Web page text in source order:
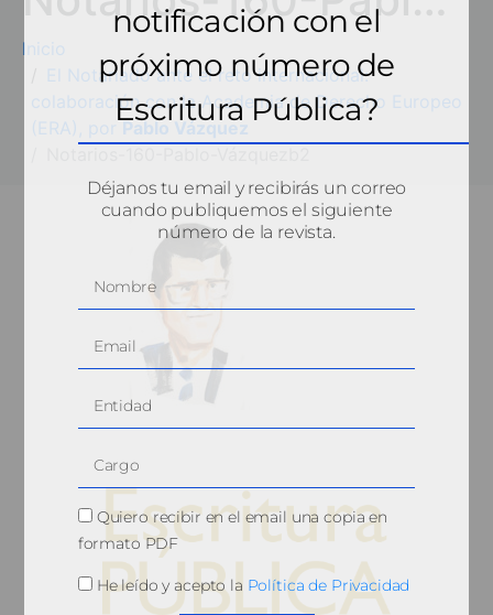
Inicio
El Notariado ante el reto internacional:
colaboración con la Academia de Derecho Europeo
(ERA), porPablo Vázquez
notificación con el
próximo número de
Escritura Pública?
Déjanos tu email y recibirás un correo
cuando publiquemos el siguiente
número de la revista.
Quiero recibir en el email una copia en
formato PDF
He leído y acepto la Política de Privacidad